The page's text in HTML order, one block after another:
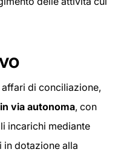
di conciliazione,
via autonoma, con
incarichi mediante
dotazione alla